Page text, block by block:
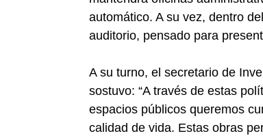
automático. A su vez, dentro
auditorio, pensado para
A su turno, el secretario de
sostuvo: “A través de estas
espacios públicos queremos
calidad de vida. Estas obras